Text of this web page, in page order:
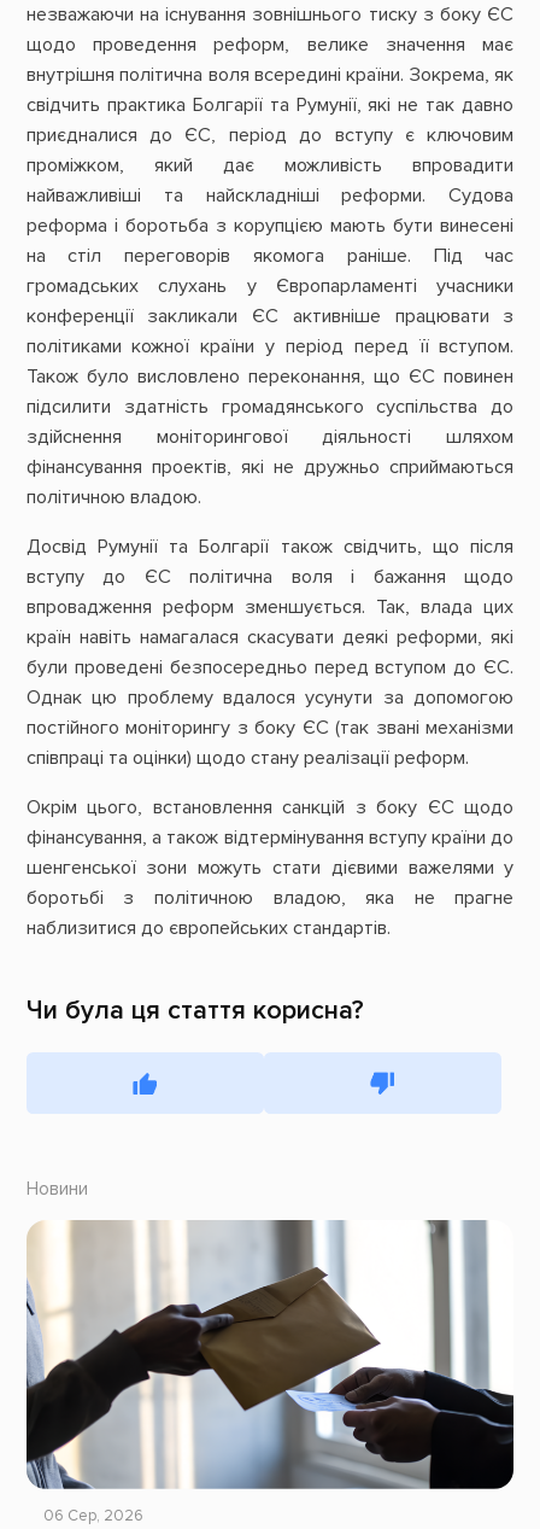
незважаючи на існування зовнішнього тиску з боку ЄС
щодо проведення реформ, велике значення має
внутрішня політична воля всередині країни. Зокрема, як
свідчить практика Болгарії та Румунії, які не так давно
приєдналися до ЄС, період до вступу є ключовим
проміжком, який дає можливість впровадити
найважливіші та найскладніші реформи. Судова
реформа і боротьба з корупцією мають бути винесені
на стіл переговорів якомога раніше. Під час
громадських слухань у Європарламенті учасники
конференції закликали ЄС активніше працювати з
політиками кожної країни у період перед її вступом.
Також було висловлено переконання, що ЄС повинен
підсилити здатність громадянського суспільства до
здійснення моніторингової діяльності шляхом
фінансування проектів, які не дружньо сприймаються
політичною владою.
Досвід Румунії та Болгарії також свідчить, що після
вступу до ЄС політична воля і бажання щодо
впровадження реформ зменшується. Так, влада цих
країн навіть намагалася скасувати деякі реформи, які
були проведені безпосередньо перед вступом до ЄС.
Однак цю проблему вдалося усунути за допомогою
постійного моніторингу з боку ЄС (так звані механізми
співпраці та оцінки) щодо стану реалізації реформ.
Окрім цього, встановлення санкцій з боку ЄС щодо
фінансування, а також відтермінування вступу країни до
шенгенської зони можуть стати дієвими важелями у
боротьбі з політичною владою, яка не прагне
наблизитися до європейських стандартів.
Чи була ця стаття корисна?
Новини
06 Сер, 2026